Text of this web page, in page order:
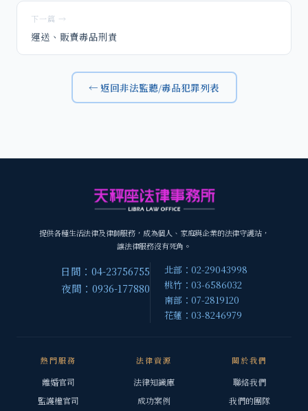
下一篇 →
運送、販賣毒品刑責
← 返回非法監聽/毒品犯罪列表
提供各種生活法律及律師服務，成為個人、家庭與企業的法律守護站，
讓法律服務沒有死角。
日間：04-23756755
夜間：0936-177880
北部：02-29043998
桃竹：03-6586032
南部：07-2819120
花蓮：03-8246979
熱門服務
離婚官司
監護權官司
法律資源
法律知識庫
成功案例
關於我們
聯絡我們
我們的團隊